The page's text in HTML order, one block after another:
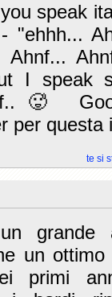
speak
"ehhh...
Ahnf...
I speak
per
te si
grande
un ottimo
primi